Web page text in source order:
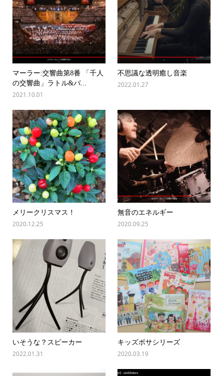
マーラー:交響曲第8番 「千人
の交響曲」ラトル&バ...
2021.10.01
不思議な透明癒し音楽
2022.01.27
メリークリスマス！
2020.12.25
無音のエネルギー
2020.09.25
いそうな？スピーカー
2022.01.31
キッズボサシリーズ
2020.03.19